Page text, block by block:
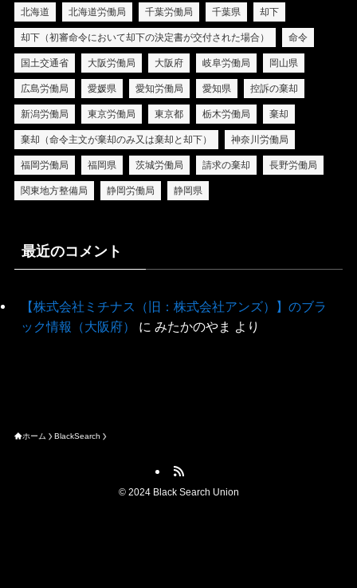
北海道 北海道労働局 千葉労働局 千葉県 却下
却下（初審命令において却下の決定書が交付された場合） 命令
国土交通省 大阪労働局 大阪府 岐阜労働局 岡山県
広島労働局 愛媛県 愛知労働局 愛知県 控訴の棄却
新潟労働局 東京労働局 東京都 栃木労働局 棄却
棄却（命令主文が棄却のみ又は棄却と却下） 神奈川労働局
福岡労働局 福岡県 茨城労働局 請求の棄却 長野労働局
関東地方整備局 静岡労働局 静岡県
最近のコメント
【株式会社ミチナス（旧：株式会社アンズ）】のブラ
ック情報（大阪府）
に みたかのやま より
ホーム BlackSearch
©2024 Black Search Union